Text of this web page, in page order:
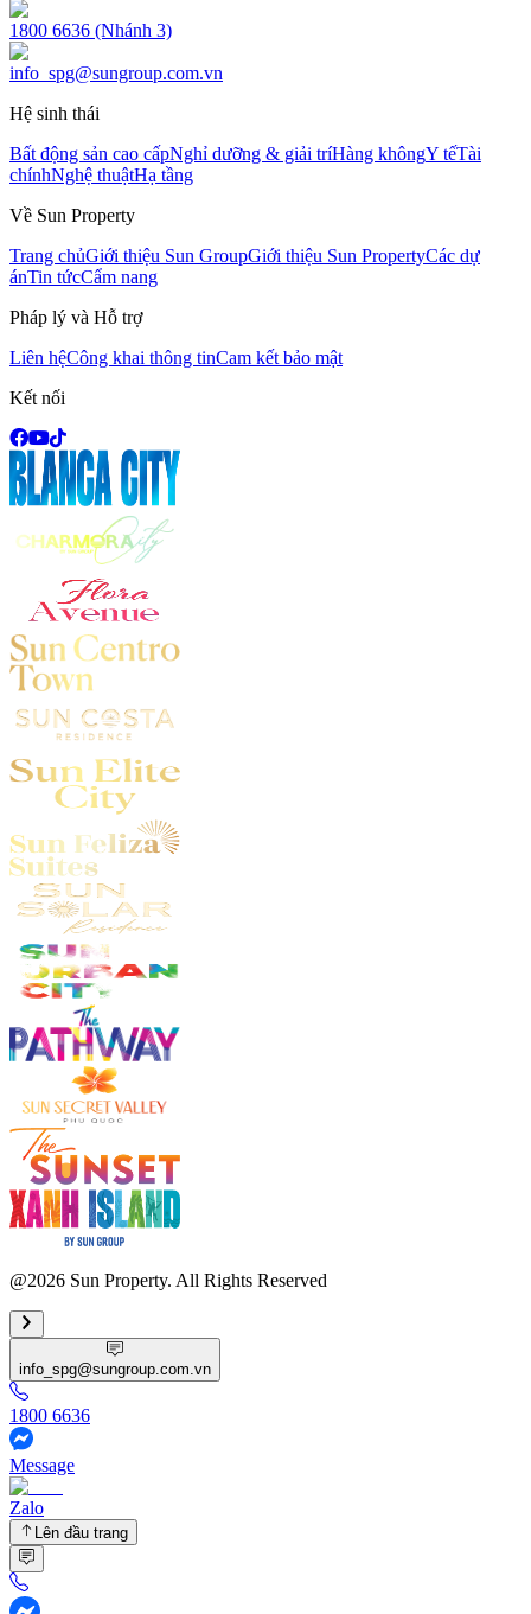
1800 6636 (Nhánh 3)
info_spg@sungroup.com.vn
Hệ sinh thái
Bất động sản cao cấpNghỉ dưỡng & giải tríHàng khôngY tếTài
chínhNghệ thuậtHạ tầng
Về Sun Property
Trang chủGiới thiệu Sun GroupGiới thiệu Sun PropertyCác dự
ánTin tứcCẩm nang
Pháp lý và Hỗ trợ
Liên hệCông khai thông tinCam kết bảo mật
Kết nối
@2026 Sun Property. All Rights Reserved
info_spg@sungroup.com.vn
1800 6636
Message
Zalo
Lên đầu trang